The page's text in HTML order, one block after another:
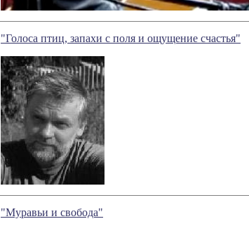
"Голоса птиц, запахи с поля и ощущение счастья"
"Муравьи и свобода"